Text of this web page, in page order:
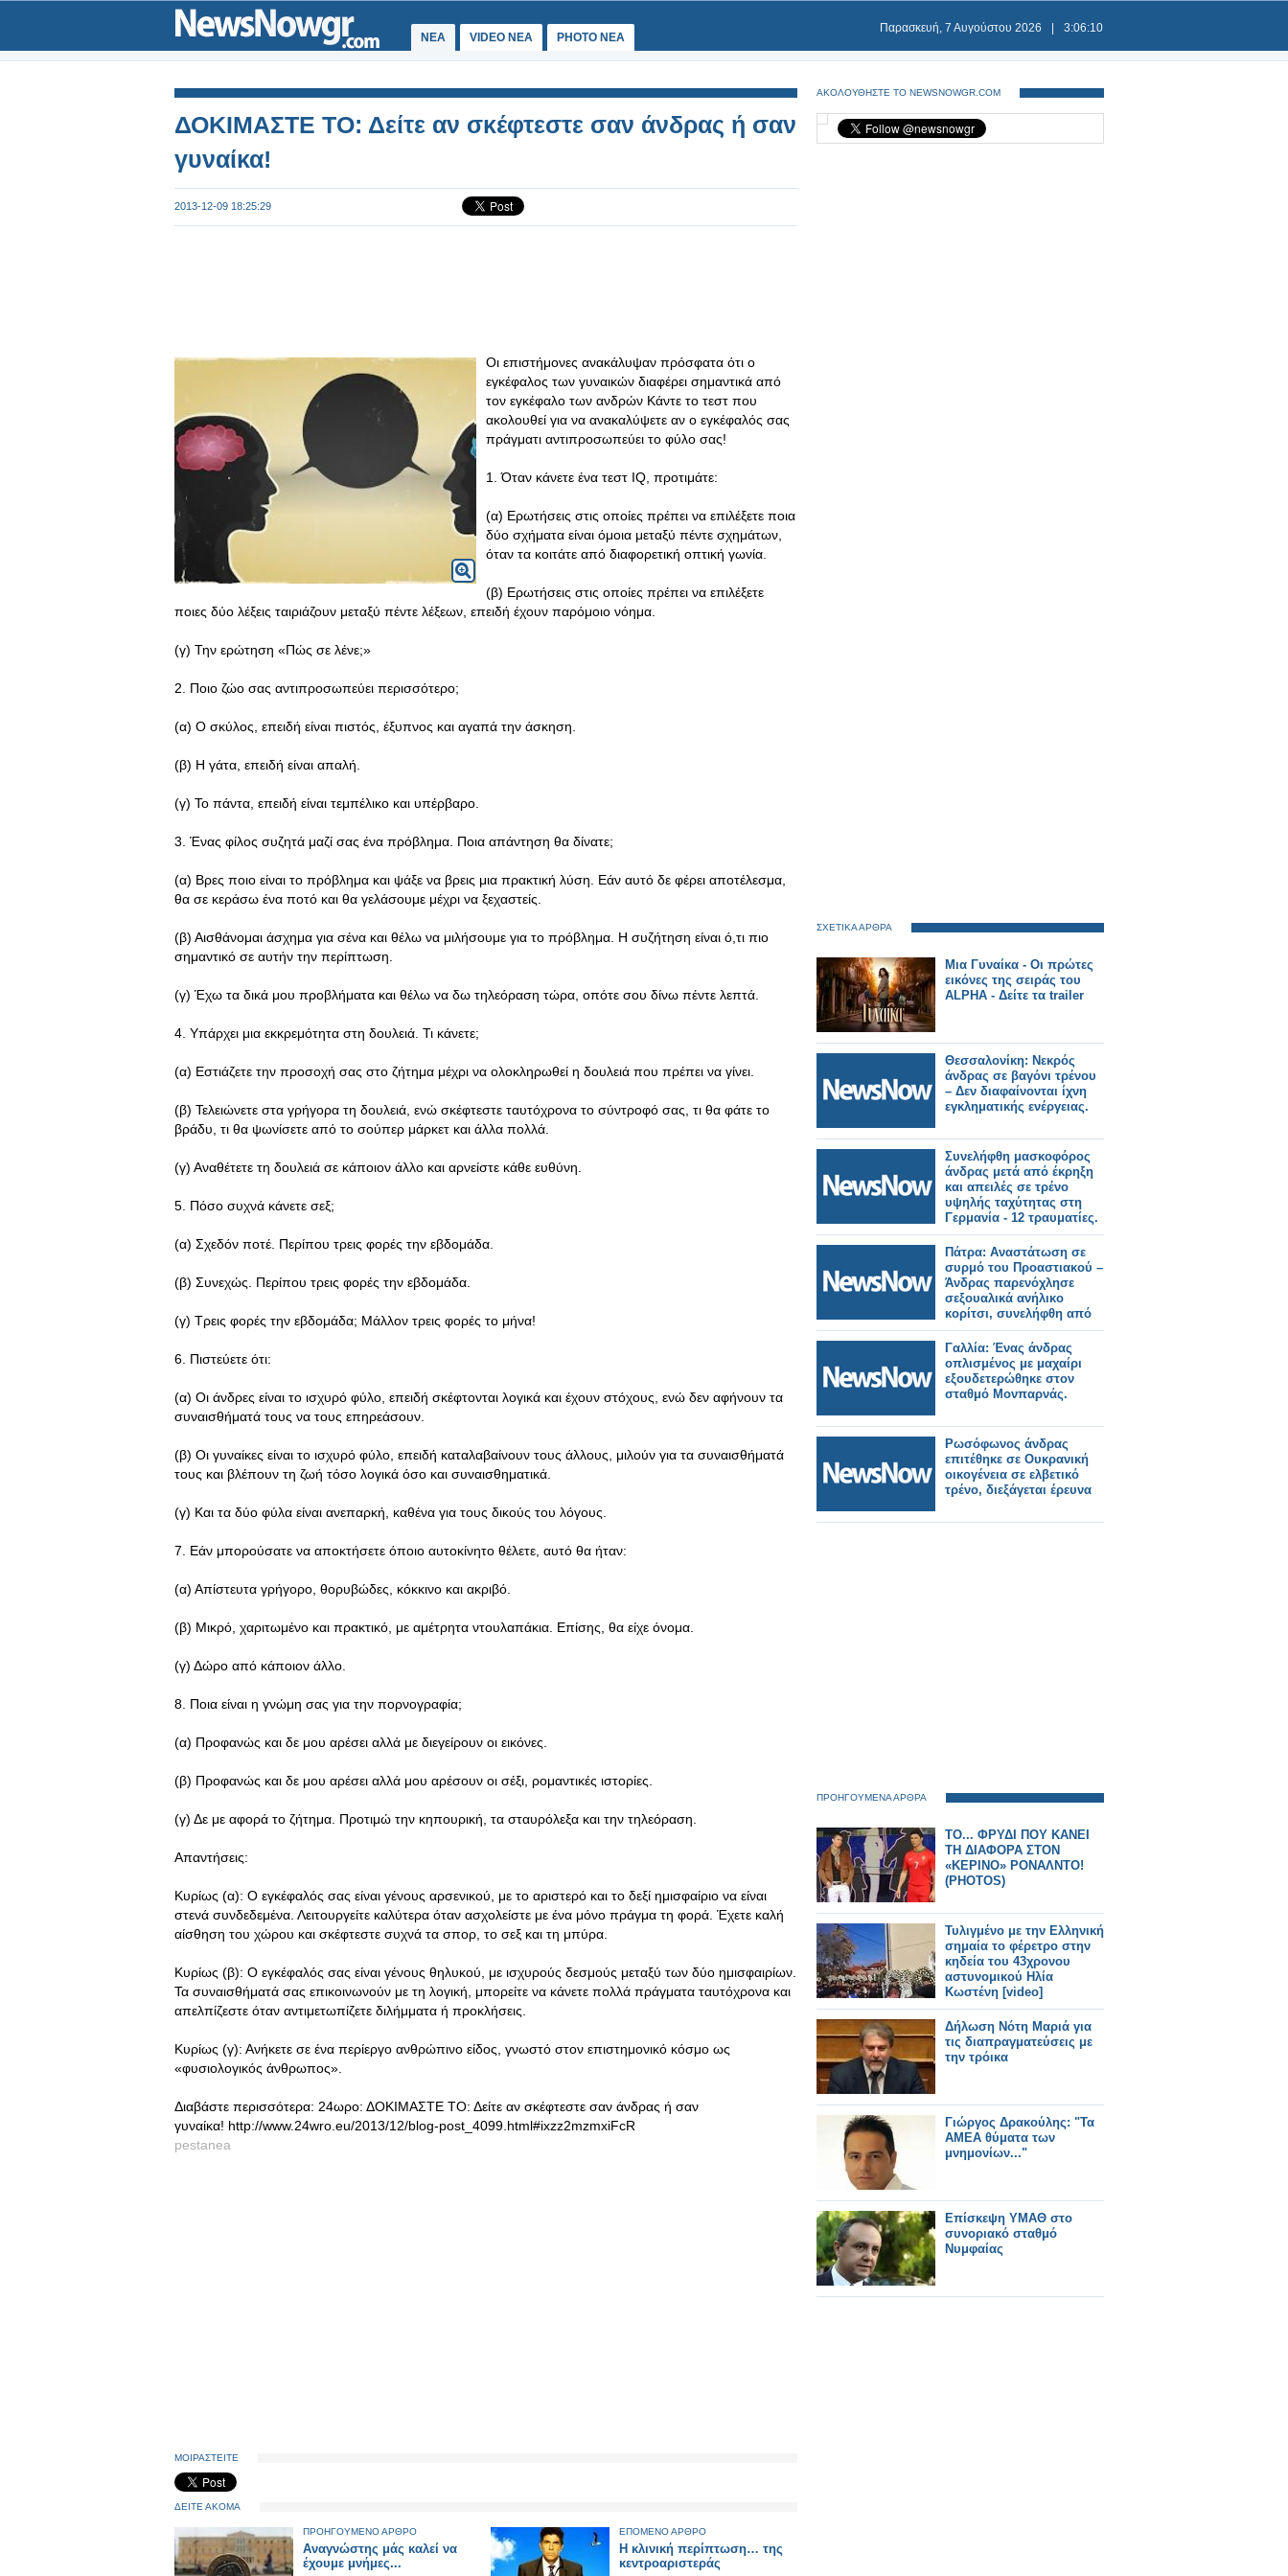
ΝΕΑ VIDEO NEA PHOTO NEA
Παρασκευή, 7 Αυγούστου 2026 3:06:11
ΔΟΚΙΜΑΣΤΕ ΤΟ: Δείτε αν σκέφτεστε σαν άνδρας ή σαν
γυναίκα!
2013-12-09 18:25:29
Οι επιστήμονες ανακάλυψαν πρόσφατα ότι ο
εγκέφαλος των γυναικών διαφέρει σημαντικά από
τον εγκέφαλο των ανδρών Κάντε το τεστ που
ακολουθεί για να ανακαλύψετε αν ο εγκέφαλός σας
πράγματι αντιπροσωπεύει το φύλο σας!
1. Όταν κάνετε ένα τεστ IQ, προτιμάτε:
(α) Ερωτήσεις στις οποίες πρέπει να επιλέξετε ποια
δύο σχήματα είναι όμοια μεταξύ πέντε σχημάτων,
όταν τα κοιτάτε από διαφορετική οπτική γωνία.
(β) Ερωτήσεις στις οποίες πρέπει να επιλέξετε
ποιες δύο λέξεις ταιριάζουν μεταξύ πέντε λέξεων, επειδή έχουν παρόμοιο νόημα.
(γ) Την ερώτηση «Πώς σε λένε;»
2. Ποιο ζώο σας αντιπροσωπεύει περισσότερο;
(α) Ο σκύλος, επειδή είναι πιστός, έξυπνος και αγαπά την άσκηση.
(β) Η γάτα, επειδή είναι απαλή.
(γ) Το πάντα, επειδή είναι τεμπέλικο και υπέρβαρο.
3. Ένας φίλος συζητά μαζί σας ένα πρόβλημα. Ποια απάντηση θα δίνατε;
(α) Βρες ποιο είναι το πρόβλημα και ψάξε να βρεις μια πρακτική λύση. Εάν αυτό δε φέρει αποτέλεσμα,
θα σε κεράσω ένα ποτό και θα γελάσουμε μέχρι να ξεχαστείς.
(β) Αισθάνομαι άσχημα για σένα και θέλω να μιλήσουμε για το πρόβλημα. Η συζήτηση είναι ό,τι πιο
σημαντικό σε αυτήν την περίπτωση.
(γ) Έχω τα δικά μου προβλήματα και θέλω να δω τηλεόραση τώρα, οπότε σου δίνω πέντε λεπτά.
4. Υπάρχει μια εκκρεμότητα στη δουλειά. Τι κάνετε;
(α) Εστιάζετε την προσοχή σας στο ζήτημα μέχρι να ολοκληρωθεί η δουλειά που πρέπει να γίνει.
(β) Τελειώνετε στα γρήγορα τη δουλειά, ενώ σκέφτεστε ταυτόχρονα το σύντροφό σας, τι θα φάτε το
βράδυ, τι θα ψωνίσετε από το σούπερ μάρκετ και άλλα πολλά.
(γ) Αναθέτετε τη δουλειά σε κάποιον άλλο και αρνείστε κάθε ευθύνη.
5. Πόσο συχνά κάνετε σεξ;
(α) Σχεδόν ποτέ. Περίπου τρεις φορές την εβδομάδα.
(β) Συνεχώς. Περίπου τρεις φορές την εβδομάδα.
(γ) Τρεις φορές την εβδομάδα; Μάλλον τρεις φορές το μήνα!
6. Πιστεύετε ότι:
(α) Οι άνδρες είναι το ισχυρό φύλο, επειδή σκέφτονται λογικά και έχουν στόχους, ενώ δεν αφήνουν τα
συναισθήματά τους να τους επηρεάσουν.
(β) Οι γυναίκες είναι το ισχυρό φύλο, επειδή καταλαβαίνουν τους άλλους, μιλούν για τα συναισθήματά
τους και βλέπουν τη ζωή τόσο λογικά όσο και συναισθηματικά.
(γ) Και τα δύο φύλα είναι ανεπαρκή, καθένα για τους δικούς του λόγους.
7. Εάν μπορούσατε να αποκτήσετε όποιο αυτοκίνητο θέλετε, αυτό θα ήταν:
(α) Απίστευτα γρήγορο, θορυβώδες, κόκκινο και ακριβό.
(β) Μικρό, χαριτωμένο και πρακτικό, με αμέτρητα ντουλαπάκια. Επίσης, θα είχε όνομα.
(γ) Δώρο από κάποιον άλλο.
8. Ποια είναι η γνώμη σας για την πορνογραφία;
(α) Προφανώς και δε μου αρέσει αλλά με διεγείρουν οι εικόνες.
(β) Προφανώς και δε μου αρέσει αλλά μου αρέσουν οι σέξι, ρομαντικές ιστορίες.
(γ) Δε με αφορά το ζήτημα. Προτιμώ την κηπουρική, τα σταυρόλεξα και την τηλεόραση.
Απαντήσεις:
Κυρίως (α): Ο εγκέφαλός σας είναι γένους αρσενικού, με το αριστερό και το δεξί ημισφαίριο να είναι
στενά συνδεδεμένα. Λειτουργείτε καλύτερα όταν ασχολείστε με ένα μόνο πράγμα τη φορά. Έχετε καλή
αίσθηση του χώρου και σκέφτεστε συχνά τα σπορ, το σεξ και τη μπύρα.
Κυρίως (β): Ο εγκέφαλός σας είναι γένους θηλυκού, με ισχυρούς δεσμούς μεταξύ των δύο ημισφαιρίων.
Τα συναισθήματά σας επικοινωνούν με τη λογική, μπορείτε να κάνετε πολλά πράγματα ταυτόχρονα και
απελπίζεστε όταν αντιμετωπίζετε διλήμματα ή προκλήσεις.
Κυρίως (γ): Ανήκετε σε ένα περίεργο ανθρώπινο είδος, γνωστό στον επιστημονικό κόσμο ως
«φυσιολογικός άνθρωπος».
Διαβάστε περισσότερα: 24ωρο: ΔΟΚΙΜΑΣΤΕ ΤΟ: Δείτε αν σκέφτεστε σαν άνδρας ή σαν
γυναίκα! http://www.24wro.eu/2013/12/blog-post_4099.html#ixzz2mzmxiFcR
pestanea
ΜΟΙΡΑΣΤΕΙΤΕ
ΔΕΙΤΕ ΑΚΟΜΑ
ΠΡΟΗΓΟΥΜΕΝΟ ΑΡΘΡΟ
Αναγνώστης μάς καλεί να
έχουμε μνήμες...
ΕΠΟΜΕΝΟ ΑΡΘΡΟ
Η κλινική περίπτωση… της
κεντροαριστεράς
ΑΚΟΛΟΥΘΗΣΤΕ ΤΟ NEWSNOWGR.COM
ΣΧΕΤΙΚΑ ΑΡΘΡΑ
Μια Γυναίκα - Οι πρώτες
εικόνες της σειράς του
ALPHA - Δείτε τα trailer
Θεσσαλονίκη: Νεκρός
άνδρας σε βαγόνι τρένου
– Δεν διαφαίνονται ίχνη
εγκληματικής ενέργειας.
Συνελήφθη μασκοφόρος
άνδρας μετά από έκρηξη
και απειλές σε τρένο
υψηλής ταχύτητας στη
Γερμανία - 12 τραυματίες.
Πάτρα: Αναστάτωση σε
συρμό του Προαστιακού –
Άνδρας παρενόχλησε
σεξουαλικά ανήλικο
κορίτσι, συνελήφθη από
την ΕΛ.ΑΣ
Γαλλία: Ένας άνδρας
οπλισμένος με μαχαίρι
εξουδετερώθηκε στον
σταθμό Μονπαρνάς.
Ρωσόφωνος άνδρας
επιτέθηκε σε Ουκρανική
οικογένεια σε ελβετικό
τρένο, διεξάγεται έρευνα
ΠΡΟΗΓΟΥΜΕΝΑ ΑΡΘΡΑ
ΤΟ... ΦΡΥΔΙ ΠΟΥ ΚΑΝΕΙ
ΤΗ ΔΙΑΦΟΡΑ ΣΤΟΝ
«ΚΕΡΙΝΟ» ΡΟΝΑΛΝΤΟ!
(PHOTOS)
Τυλιγμένο με την Ελληνική
σημαία το φέρετρο στην
κηδεία του 43χρονου
αστυνομικού Ηλία
Κωστένη [video]
Δήλωση Νότη Μαριά για
τις διαπραγματεύσεις με
την τρόικα
Γιώργος Δρακούλης: "Τα
ΑΜΕΑ θύματα των
μνημονίων..."
Επίσκεψη ΥΜΑΘ στο
συνοριακό σταθμό
Νυμφαίας